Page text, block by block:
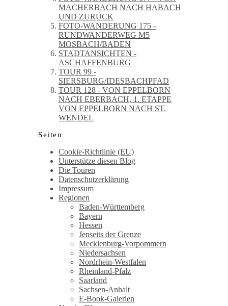
MACHERBACH NACH HABACH
UND ZURÜCK
FOTO-WANDERUNG 175 -
RUNDWANDERWEG M5
MOSBACH/BADEN
STADTANSICHTEN -
ASCHAFFENBURG
TOUR 99 -
SIERSBURG/IDESBACHPFAD
TOUR 128 - VON EPPELBORN
NACH EBERBACH, 1. ETAPPE
VON EPPELBORN NACH ST.
WENDEL
Seiten
Cookie-Richtlinie (EU)
Unterstütze diesen Blog
Die Touren
Datenschutzerklärung
Impressum
Regionen
Baden-Württemberg
Bayern
Hessen
Jenseits der Grenze
Mecklenburg-Vorpommern
Niedersachsen
Nordrhein-Westfalen
Rheinland-Pfalz
Saarland
Sachsen-Anhalt
E-Book-Galerien